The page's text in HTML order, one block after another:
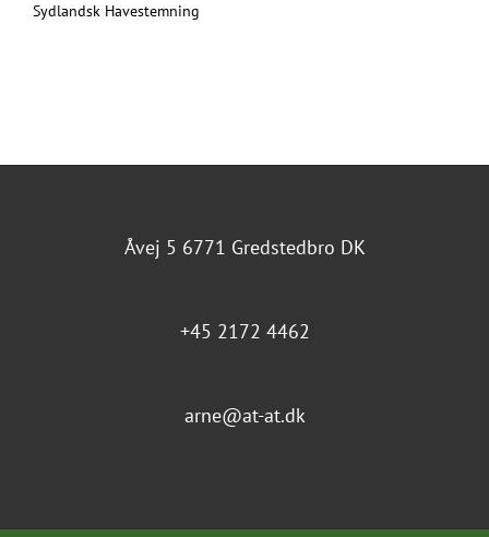
Sydlandsk Havestemning
Åvej 5 6771 Gredstedbro DK
+45 2172 4462
arne@at-at.dk